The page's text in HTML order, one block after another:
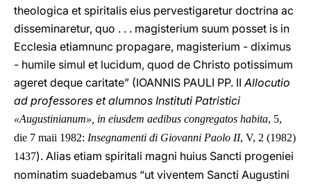
theologica et spiritalis eius pervestigaretur doctrina ac
disseminaretur, quo . . . magisterium suum posset is in
Ecclesia etiamnunc propagare, magisterium - diximus
- humile simul et lucidum, quod de Christo potissimum
ageret deque caritate” (IOANNIS PAULI PP. IIAllocutio
ad professores et alumnos Instituti Patristici
«Augustinianum», in eiusdem aedibus congregatos habita, 5,
die 7 maii 1982: Insegnamenti di Giovanni Paolo II, V, 2 (1982)
1437). Alias etiam spiritali magni huius Sancti progeniei
nominatim suadebamus “ut viventem Sancti Augustini